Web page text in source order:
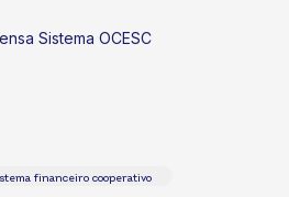
Sistema OCESC
financeiro cooperativo